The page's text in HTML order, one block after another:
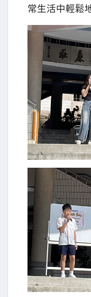
常生活中輕鬆